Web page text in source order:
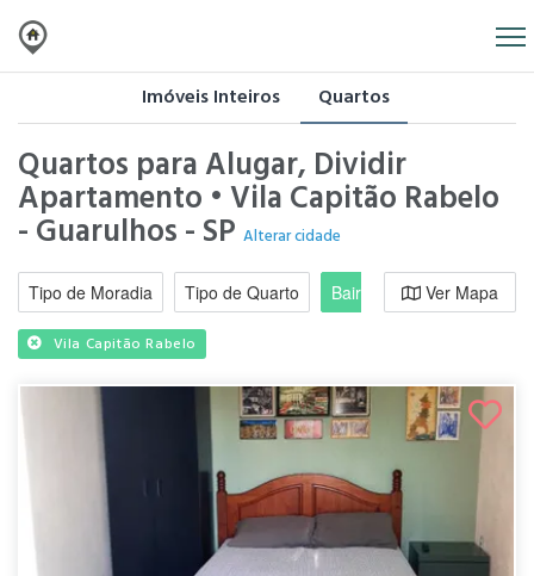
Imóveis Inteiros Quartos
Quartos para Alugar, Dividir
Apartamento • Vila Capitão Rabelo
- Guarulhos - SP Alterar cidade
Tipo de Moradia Tipo de Quarto Bairro / RegiãoVer Mapa
Vila Capitão Rabelo